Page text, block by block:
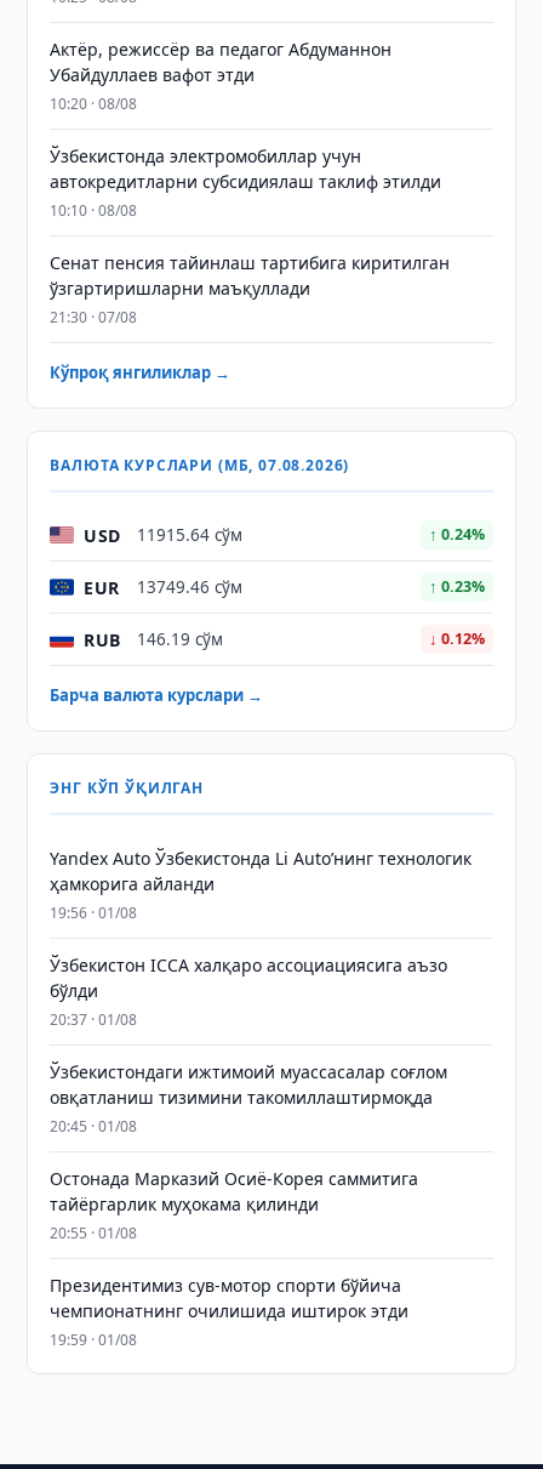
Актёр, режиссёр ва педагог Абдуманнон
Убайдуллаев вафот этди
10:20 · 08/08
Ўзбекистонда электромобиллар учун
автокредитларни субсидиялаш таклиф этилди
10:10 · 08/08
Сенат пенсия тайинлаш тартибига киритилган
ўзгартиришларни маъқуллади
21:30 · 07/08
Кўпроқ янгиликлар →
ВАЛЮТА КУРСЛАРИ (МБ, 07.08.2026)
USD 11915.64 сўм ↑ 0.24%
EUR 13749.46 сўм ↑ 0.23%
RUB 146.19 сўм ↓ 0.12%
Барча валюта курслари →
ЭНГ КЎП ЎҚИЛГАН
Yandex Auto Ўзбекистонда Li Auto’нинг технологик
ҳамкорига айланди
19:56 · 01/08
Ўзбекистон ICCA халқаро ассоциациясига аъзо
бўлди
20:37 · 01/08
Ўзбекистондаги ижтимоий муассасалар соғлом
овқатланиш тизимини такомиллаштирмоқда
20:45 · 01/08
Остонада Марказий Осиё-Корея саммитига
тайёргарлик муҳокама қилинди
20:55 · 01/08
Президентимиз сув-мотор спорти бўйича
чемпионатнинг очилишида иштирок этди
19:59 · 01/08